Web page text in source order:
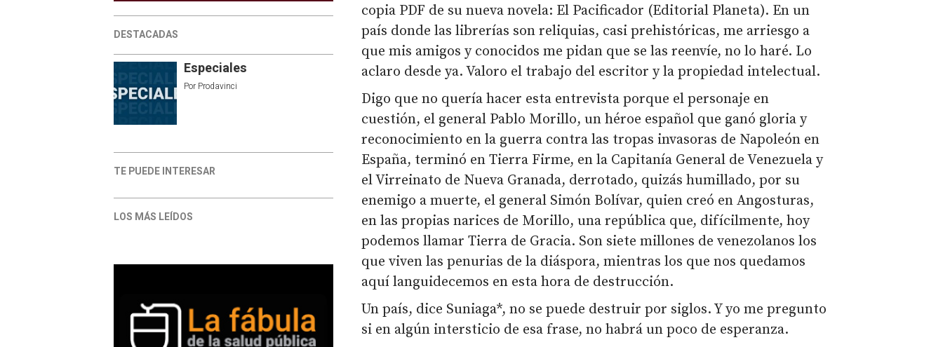
DESTACADAS
Especiales
Por Prodavinci
TE PUEDE INTERESAR
LOS MÁS LEÍDOS
copia PDF de su nueva novela: El Pacificador (Editorial Planeta). En un
país donde las librerías son reliquias, casi prehistóricas, me arriesgo a
que mis amigos y conocidos me pidan que se las reenvíe, no lo haré. Lo
aclaro desde ya. Valoro el trabajo del escritor y la propiedad intelectual.
Digo que no quería hacer esta entrevista porque el personaje en
cuestión, el general Pablo Morillo, un héroe español que ganó gloria y
reconocimiento en la guerra contra las tropas invasoras de Napoleón en
España, terminó en Tierra Firme, en la Capitanía General de Venezuela y
el Virreinato de Nueva Granada, derrotado, quizás humillado, por su
enemigo a muerte, el general Simón Bolívar, quien creó en Angosturas,
en las propias narices de Morillo, una república que, difícilmente, hoy
podemos llamar Tierra de Gracia. Son siete millones de venezolanos los
que viven las penurias de la diáspora, mientras los que nos quedamos
aquí languidecemos en esta hora de destrucción.
Un país, dice Suniaga*, no se puede destruir por siglos. Y yo me pregunto
si en algún intersticio de esa frase, no habrá un poco de esperanza.